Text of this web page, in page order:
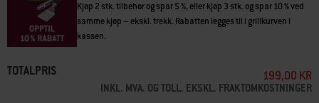
Kjøp 2 stk. tilbehør og spar 5 %, eller kjøp 3 stk. og spar 10 % ved
samme kjøp – ekskl. trekk. Rabatten legges til i grillkurven i
kassen.
TOTALPRIS 199,00 KR
INKL. MVA. OG TOLL. EKSKL. FRAKTOMKOSTNINGER